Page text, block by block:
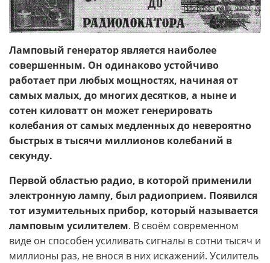
Ламповый генератор является наиболее
совершенным. Он одинаково устойчиво
работает при любых мощностях, начиная от
самых малых, до многих десятков, а ныне и
сотен киловатт он может генерировать
колебания от самых медленных до невероятно
быстрых в тысячи миллионов колебаний в
секунду.
Первой областью радио, в которой применили
электронную лампу, был радиоприем. Появился
тот изумительных прибор, который называется
ламповым усилителем. В своём современном
виде он способен усиливать сигналы в сотни тысяч и
миллионы раз, не внося в них искажений. Усилитель